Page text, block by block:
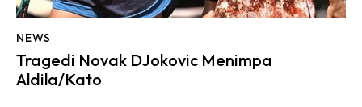
NEWS
Tragedi Novak DJokovic Menimpa
Aldila/Kato